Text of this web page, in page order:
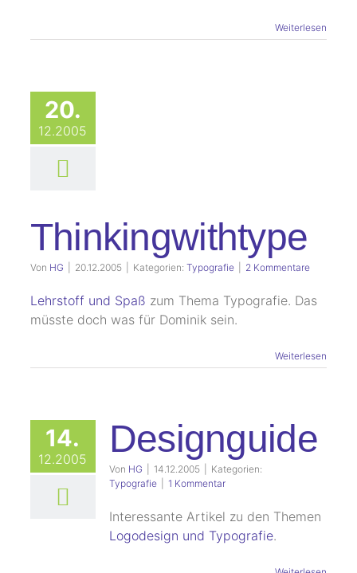
Weiterlesen
20.
12.2005
Thinkingwithtype
Von HG 20.12.2005 Kategorien: Typografie 2 Kommentare
Lehrstoff und Spaß zum Thema Typografie. Das
müsste doch was für Dominik sein.
Weiterlesen
14.
12.2005 Designguide
Von HG 14.12.2005
Kategorien:
Typografie
1 Kommentar
Interessante Artikel zu den Themen
Logodesign und Typografie.